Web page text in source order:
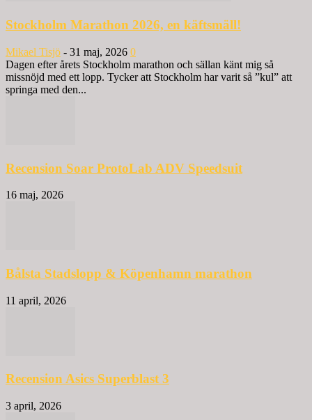
Stockholm Marathon 2026, en käftsmäll!
Mikael Tisjö - 31 maj, 2026 0
Dagen efter årets Stockholm marathon och sällan känt mig så
missnöjd med ett lopp. Tycker att Stockholm har varit så ”kul” att
springa med den...
Recension Soar ProtoLab ADV Speedsuit
16 maj, 2026
Bålsta Stadslopp & Köpenhamn marathon
11 april, 2026
Recension Asics Superblast 3
3 april, 2026